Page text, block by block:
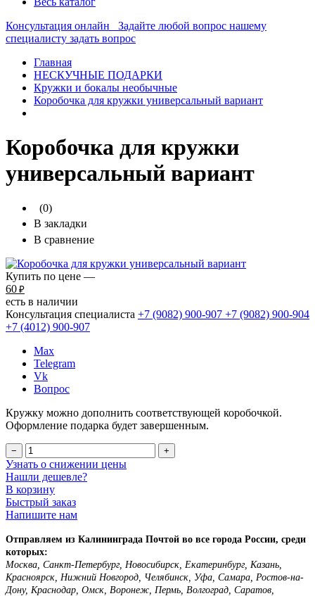
Консультация онлайн
Задайте любой вопрос нашему
специалисту задать вопрос
Главная
НЕСКУЧНЫЕ ПОДАРКИ
Кружки и бокалы необычные
Коробочка для кружки универсальный вариант
Коробочка для кружки
универсальный вариант
(0)
В закладки
В сравнение
Купить по цене —
60 ₽
есть в наличии
Консультация специалиста +7 (9082) 900-907 +7 (9082) 900-904
+7 (4012) 900-907
Max
Telegram
Vk
Вопрос
Кружку можно дополнить соответствующей коробочкой.
Оформление подарка будет завершенным.
− +
Узнать о снижении цены
Нашли дешевле?
В корзину
Быстрый заказ
Напишите нам
Отправляем из Калининграда Почтой во все города России, среди
которых:
Москва, Санкт-Петербург, Новосибирск, Екатеринбург, Казань,
Красноярск, Нижний Новгород, Челябинск, Уфа, Самара, Ростов-на-
Дону, Краснодар, Омск, Воронеж, Пермь, Волгоград, Саратов,